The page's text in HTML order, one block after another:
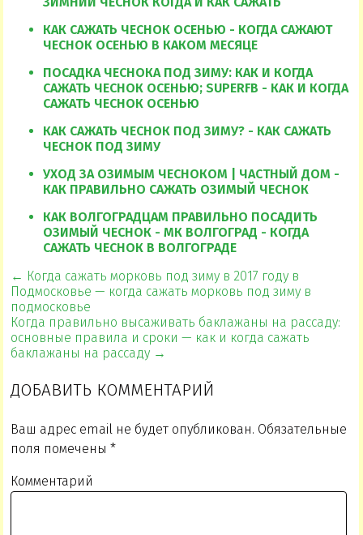
КАК САЖАТЬ ЧЕСНОК ОСЕНЬЮ - КОГДА САЖАЮТ
ЧЕСНОК ОСЕНЬЮ В КАКОМ МЕСЯЦЕ
ПОСАДКА ЧЕСНОКА ПОД ЗИМУ: КАК И КОГДА
САЖАТЬ ЧЕСНОК ОСЕНЬЮ; SUPERFB - КАК И КОГДА
САЖАТЬ ЧЕСНОК ОСЕНЬЮ
КАК САЖАТЬ ЧЕСНОК ПОД ЗИМУ? - КАК САЖАТЬ
ЧЕСНОК ПОД ЗИМУ
УХОД ЗА ОЗИМЫМ ЧЕСНОКОМ | ЧАСТНЫЙ ДОМ -
КАК ПРАВИЛЬНО САЖАТЬ ОЗИМЫЙ ЧЕСНОК
КАК ВОЛГОГРАДЦАМ ПРАВИЛЬНО ПОСАДИТЬ
ОЗИМЫЙ ЧЕСНОК - МК ВОЛГОГРАД - КОГДА
САЖАТЬ ЧЕСНОК В ВОЛГОГРАДЕ
← Когда сажать морковь под зиму в 2017 году в
Подмосковье — когда сажать морковь под зиму в
подмосковье
Когда правильно высаживать баклажаны на рассаду:
основные правила и сроки — как и когда сажать
баклажаны на рассаду →
ДОБАВИТЬ КОММЕНТАРИЙ
Ваш адрес email не будет опубликован. Обязательные
поля помечены*
Комментарий